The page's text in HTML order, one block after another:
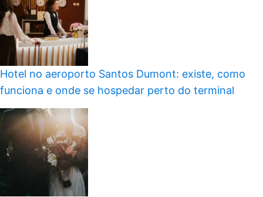
Hotel no aeroporto Santos Dumont: existe, como
funciona e onde se hospedar perto do terminal